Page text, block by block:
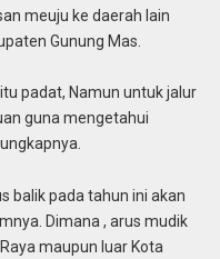
meuju ke daerah lain
Gunung Mas.
padat, Namun untuk jalur
guna mengetahui
balik pada tahun ini akan
Dimana , arus mudik
maupun luar Kota